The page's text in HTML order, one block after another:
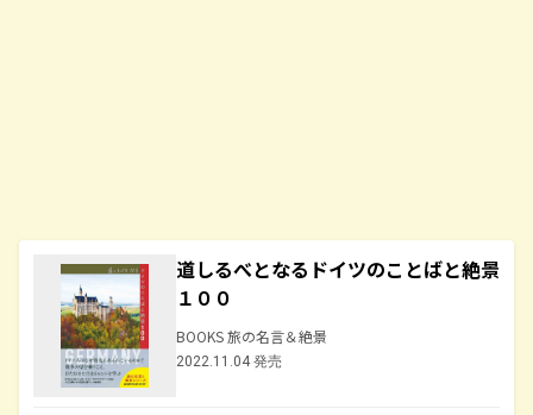
道しるべとなるドイツのことばと絶景
１００
BOOKS 旅の名言＆絶景
2022.11.04 発売